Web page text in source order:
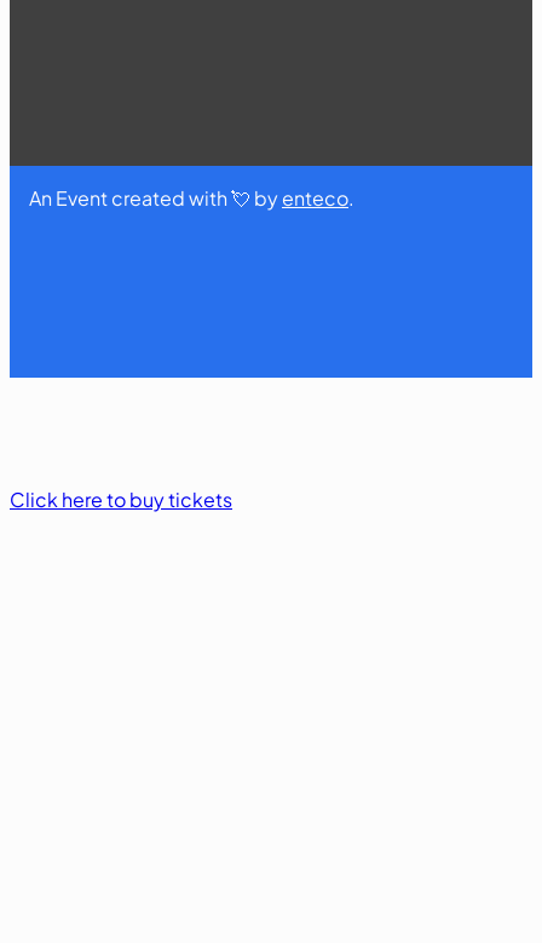
An Event created with 💘 byenteco.
Click here to buy tickets